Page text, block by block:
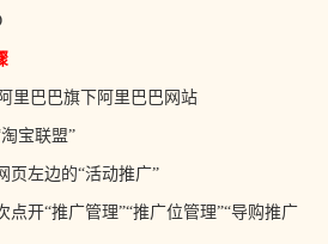
里巴巴旗下阿里巴巴网站
宝联盟”
页左边的“活动推广”
点开“推广管理”“推广位管理”“导购推广